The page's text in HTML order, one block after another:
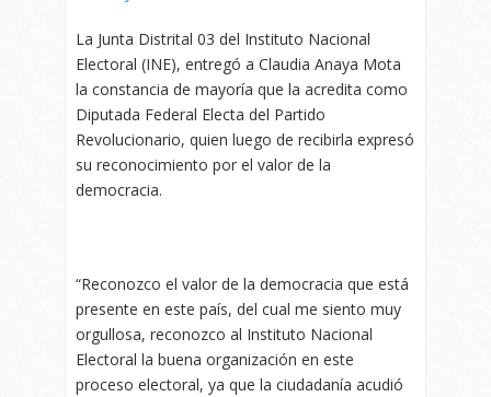
La Junta Distrital 03 del Instituto Nacional
Electoral (INE), entregó a Claudia Anaya Mota
la constancia de mayoría que la acredita como
Diputada Federal Electa del Partido
Revolucionario, quien luego de recibirla expresó
su reconocimiento por el valor de la
democracia.
“Reconozco el valor de la democracia que está
presente en este país, del cual me siento muy
orgullosa, reconozco al Instituto Nacional
Electoral la buena organización en este
proceso electoral, ya que la ciudadanía acudió